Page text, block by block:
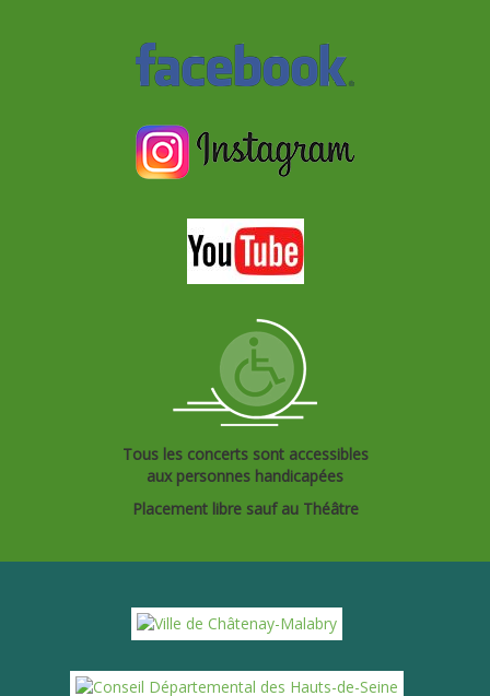
Tous les concerts sont accessibles
aux personnes handicapées
Placement libre sauf au Théâtre